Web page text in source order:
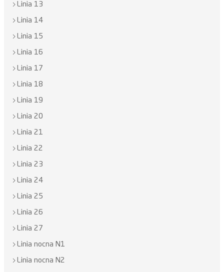
Linia 13
Linia 14
Linia 15
Linia 16
Linia 17
Linia 18
Linia 19
Linia 20
Linia 21
Linia 22
Linia 23
Linia 24
Linia 25
Linia 26
Linia 27
Linia nocna N1
Linia nocna N2